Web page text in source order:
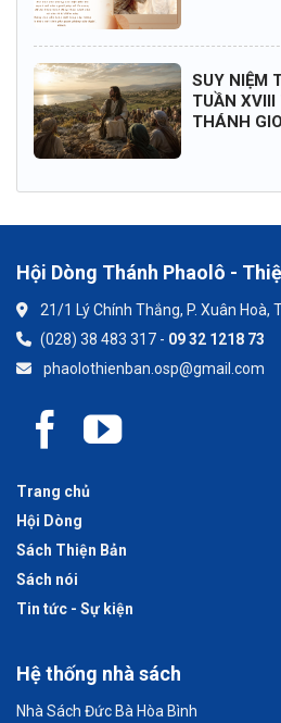
SUY NIỆM
TUẦN
THÁNH
Hội Dòng Thánh Phaolô -
21/1 Lý Chính Thắng, P. Xuân Hoà,
(028) 38 483 317 - 09 32 1218 73
phaolothienban.osp@gmail.com
Trang chủ
Hội Dòng
Sách Thiện Bản
Sách nói
Tin tức - Sự kiện
Hệ thống nhà sách
Nhà Sách Đức Bà Hòa Bình